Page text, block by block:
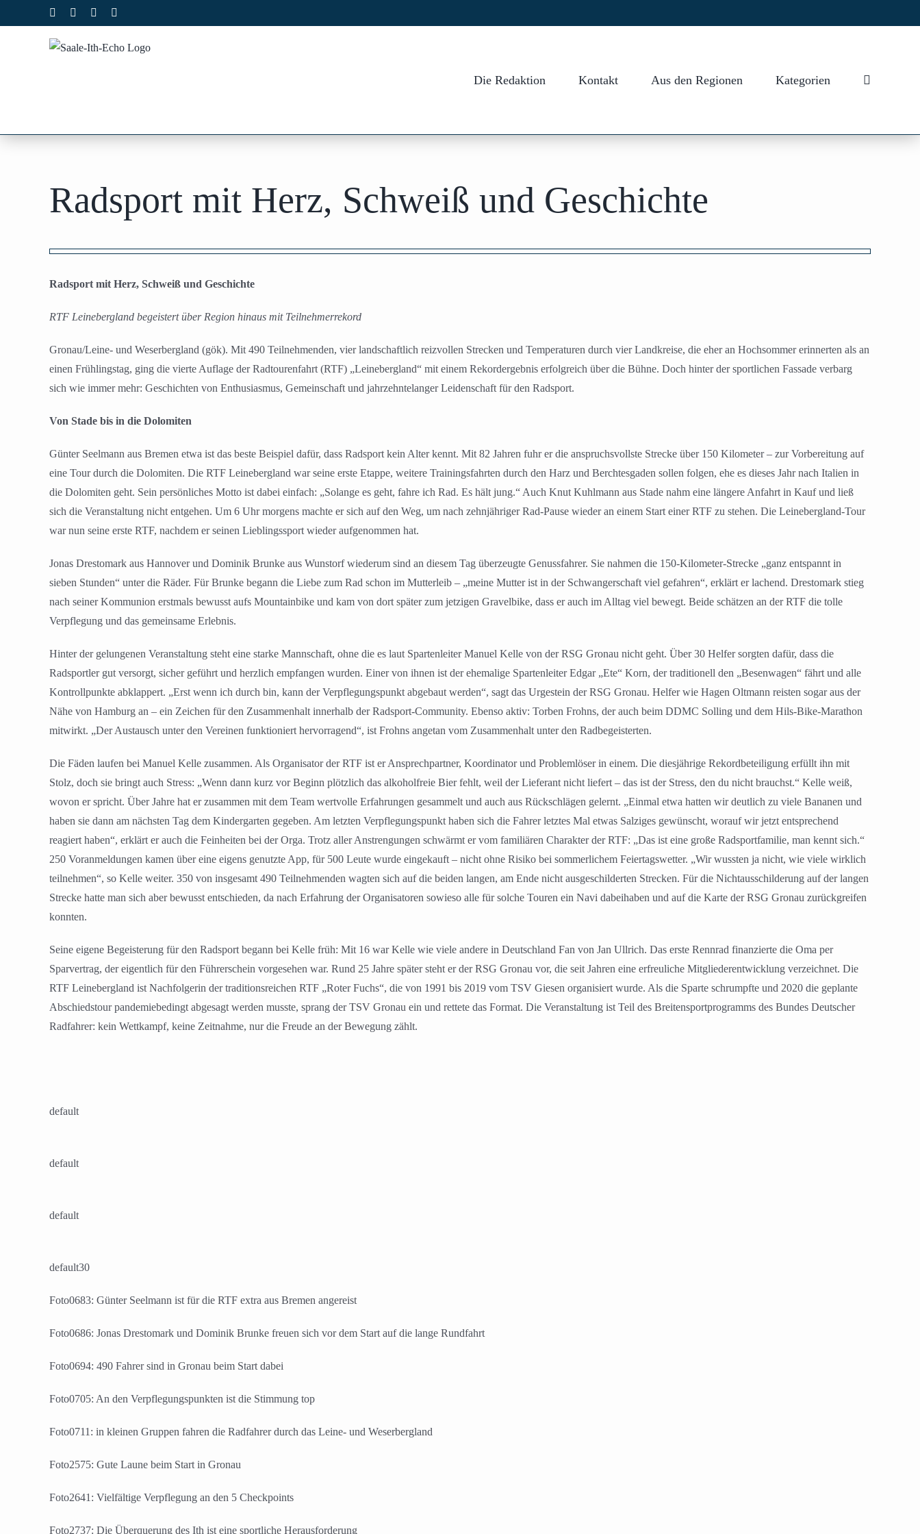
Inhalt
Facebook Instagram
Die Redaktion Kontakt Aus den Regionen Kategorien
Radsport mit Herz, Schweiß und Geschichte
grösseres
Radsport mit Herz, Schweiß und Geschichte
RTF Leinebergland begeistert über Region hinaus mit Teilnehmerrekord
Gronau/Leine- und Weserbergland (gök). Mit 490 Teilnehmenden, vier landschaftlich reizvollen Strecken und Temperaturen durch vier Landkreise, die eher an Hochsommer erinnerten als an
einen Frühlingstag, ging die vierte Auflage der Radtourenfahrt (RTF) „Leinebergland“ mit einem Rekordergebnis erfolgreich über die Bühne. Doch hinter der sportlichen Fassade verbarg
sich wie immer mehr: Geschichten von Enthusiasmus, Gemeinschaft und jahrzehntelanger Leidenschaft für den Radsport.
Von Stade bis in die Dolomiten
Günter Seelmann aus Bremen etwa ist das beste Beispiel dafür, dass Radsport kein Alter kennt. Mit 82 Jahren fuhr er die anspruchsvollste Strecke über 150 Kilometer – zur Vorbereitung auf
eine Tour durch die Dolomiten. Die RTF Leinebergland war seine erste Etappe, weitere Trainingsfahrten durch den Harz und Berchtesgaden sollen folgen, ehe es dieses Jahr nach Italien in
die Dolomiten geht. Sein persönliches Motto ist dabei einfach: „Solange es geht, fahre ich Rad. Es hält jung.“ Auch Knut Kuhlmann aus Stade nahm eine längere Anfahrt in Kauf und ließ
sich die Veranstaltung nicht entgehen. Um 6 Uhr morgens machte er sich auf den Weg, um nach zehnjähriger Rad-Pause wieder an einem Start einer RTF zu stehen. Die Leinebergland-Tour
war nun seine erste RTF, nachdem er seinen Lieblingssport wieder aufgenommen hat.
Jonas Drestomark aus Hannover und Dominik Brunke aus Wunstorf wiederum sind an diesem Tag überzeugte Genussfahrer. Sie nahmen die 150-Kilometer-Strecke „ganz entspannt in
sieben Stunden“ unter die Räder. Für Brunke begann die Liebe zum Rad schon im Mutterleib – „meine Mutter ist in der Schwangerschaft viel gefahren“, erklärt er lachend. Drestomark stieg
nach seiner Kommunion erstmals bewusst aufs Mountainbike und kam von dort später zum jetzigen Gravelbike, dass er auch im Alltag viel bewegt. Beide schätzen an der RTF die tolle
Verpflegung und das gemeinsame Erlebnis.
Hinter der gelungenen Veranstaltung steht eine starke Mannschaft, ohne die es laut Spartenleiter Manuel Kelle von der RSG Gronau nicht geht. Über 30 Helfer sorgten dafür, dass die
Radsportler gut versorgt, sicher geführt und herzlich empfangen wurden. Einer von ihnen ist der ehemalige Spartenleiter Edgar „Ete“ Korn, der traditionell den „Besenwagen“ fährt und alle
Kontrollpunkte abklappert. „Erst wenn ich durch bin, kann der Verpflegungspunkt abgebaut werden“, sagt das Urgestein der RSG Gronau. Helfer wie Hagen Oltmann reisten sogar aus der
Nähe von Hamburg an – ein Zeichen für den Zusammenhalt innerhalb der Radsport-Community. Ebenso aktiv: Torben Frohns, der auch beim DDMC Solling und dem Hils-Bike-Marathon
mitwirkt. „Der Austausch unter den Vereinen funktioniert hervorragend“, ist Frohns angetan vom Zusammenhalt unter den Radbegeisterten.
Die Fäden laufen bei Manuel Kelle zusammen. Als Organisator der RTF ist er Ansprechpartner, Koordinator und Problemlöser in einem. Die diesjährige Rekordbeteiligung erfüllt ihn mit
Stolz, doch sie bringt auch Stress: „Wenn dann kurz vor Beginn plötzlich das alkoholfreie Bier fehlt, weil der Lieferant nicht liefert – das ist der Stress, den du nicht brauchst.“ Kelle weiß,
wovon er spricht. Über Jahre hat er zusammen mit dem Team wertvolle Erfahrungen gesammelt und auch aus Rückschlägen gelernt. „Einmal etwa hatten wir deutlich zu viele Bananen und
haben sie dann am nächsten Tag dem Kindergarten gegeben. Am letzten Verpflegungspunkt haben sich die Fahrer letztes Mal etwas Salziges gewünscht, worauf wir jetzt entsprechend
reagiert haben“, erklärt er auch die Feinheiten bei der Orga. Trotz aller Anstrengungen schwärmt er vom familiären Charakter der RTF: „Das ist eine große Radsportfamilie, man kennt sich.“
250 Voranmeldungen kamen über eine eigens genutzte App, für 500 Leute wurde eingekauft – nicht ohne Risiko bei sommerlichem Feiertagswetter. „Wir wussten ja nicht, wie viele wirklich
teilnehmen“, so Kelle weiter. 350 von insgesamt 490 Teilnehmenden wagten sich auf die beiden langen, am Ende nicht ausgeschilderten Strecken. Für die Nichtausschilderung auf der langen
Strecke hatte man sich aber bewusst entschieden, da nach Erfahrung der Organisatoren sowieso alle für solche Touren ein Navi dabeihaben und auf die Karte der RSG Gronau zurückgreifen
konnten.
Seine eigene Begeisterung für den Radsport begann bei Kelle früh: Mit 16 war Kelle wie viele andere in Deutschland Fan von Jan Ullrich. Das erste Rennrad finanzierte die Oma per
Sparvertrag, der eigentlich für den Führerschein vorgesehen war. Rund 25 Jahre später steht er der RSG Gronau vor, die seit Jahren eine erfreuliche Mitgliederentwicklung verzeichnet. Die
RTF Leinebergland ist Nachfolgerin der traditionsreichen RTF „Roter Fuchs“, die von 1991 bis 2019 vom TSV Giesen organisiert wurde. Als die Sparte schrumpfte und 2020 die geplante
Abschiedstour pandemiebedingt abgesagt werden musste, sprang der TSV Gronau ein und rettete das Format. Die Veranstaltung ist Teil des Breitensportprogramms des Bundes Deutscher
Radfahrer: kein Wettkampf, keine Zeitnahme, nur die Freude an der Bewegung zählt.
default
default
default
default30
Foto0683: Günter Seelmann ist für die RTF extra aus Bremen angereist
Foto0686: Jonas Drestomark und Dominik Brunke freuen sich vor dem Start auf die lange Rundfahrt
Foto0694: 490 Fahrer sind in Gronau beim Start dabei
Foto0705: An den Verpflegungspunkten ist die Stimmung top
Foto0711: in kleinen Gruppen fahren die Radfahrer durch das Leine- und Weserbergland
Foto2575: Gute Laune beim Start in Gronau
Foto2641: Vielfältige Verpflegung an den 5 Checkpoints
Foto2737: Die Überquerung des Ith ist eine sportliche Herausforderung